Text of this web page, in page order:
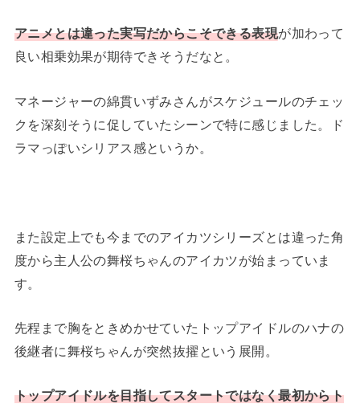
アニメとは違った実写だからこそできる表現が加わって
良い相乗効果が期待できそうだなと。
マネージャーの綿貫いずみさんがスケジュールのチェッ
クを深刻そうに促していたシーンで特に感じました。ド
ラマっぽいシリアス感というか。
また設定上でも今までのアイカツシリーズとは違った角
度から主人公の舞桜ちゃんのアイカツが始まっていま
す。
先程まで胸をときめかせていたトップアイドルのハナの
後継者に舞桜ちゃんが突然抜擢という展開。
トップアイドルを目指してスタートではなく最初からト